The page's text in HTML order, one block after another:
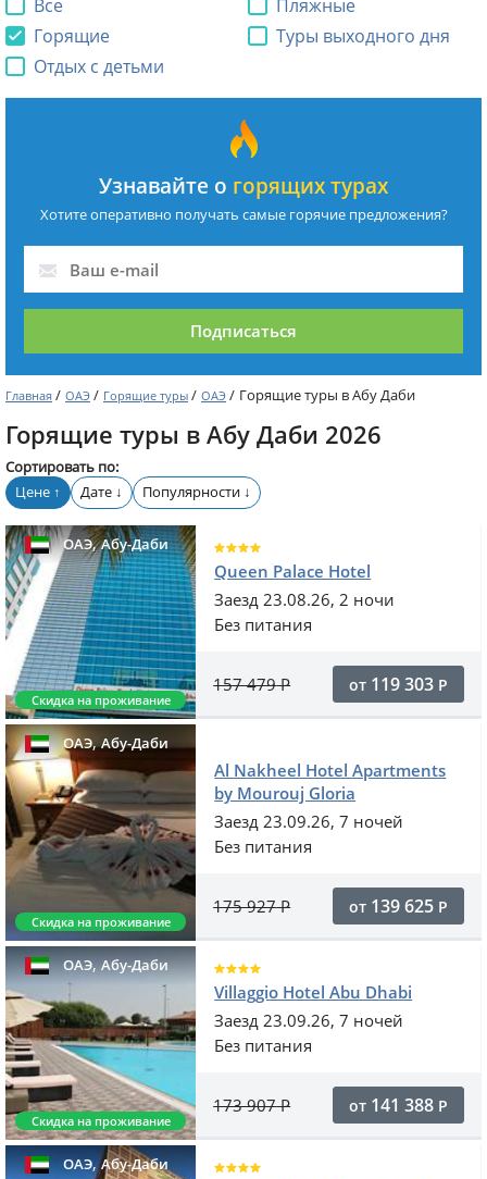
Все
Пляжные
Горящие
Туры выходного дня
Отдых с детьми
Узнавайте о горящих турах
Хотите оперативно получать самые горячие предложения?
Подписаться
Главная / ОАЭ / Горящие туры / ОАЭ / Горящие туры в Абу Даби
Горящие туры в Абу Даби 2026
Сортировать по:
Цене ↑ Дате ↓ Популярности ↓
ОАЭ,Абу-Даби
Скидка на проживание
Queen Palace Hotel
Заезд 23.08.26, 2 ночи
Без питания
157 479Р от 119 303 Р
ОАЭ,Абу-Даби
Скидка на проживание
Al Nakheel Hotel Apartments
by Mourouj Gloria
Заезд 23.09.26, 7 ночей
Без питания
175 927Р от 139 625 Р
ОАЭ,Абу-Даби
Скидка на проживание
Villaggio Hotel Abu Dhabi
Заезд 23.09.26, 7 ночей
Без питания
173 907Р от 141 388 Р
ОАЭ,Абу-Даби